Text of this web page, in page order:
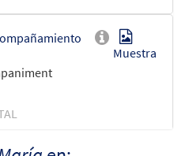
Muestra